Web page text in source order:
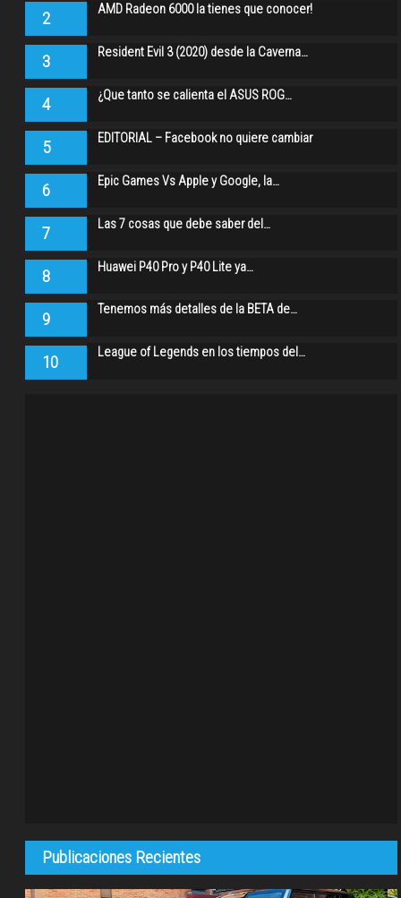
2 AMD Radeon 6000 la tienes que conocer!
3 Resident Evil 3 (2020) desde la Caverna…
4 ¿Que tanto se calienta el ASUS ROG…
5 EDITORIAL – Facebook no quiere cambiar
6 Epic Games Vs Apple y Google, la…
7 Las 7 cosas que debe saber del…
8 Huawei P40 Pro y P40 Lite ya…
9 Tenemos más detalles de la BETA de…
10 League of Legends en los tiempos del…
Publicaciones Recientes